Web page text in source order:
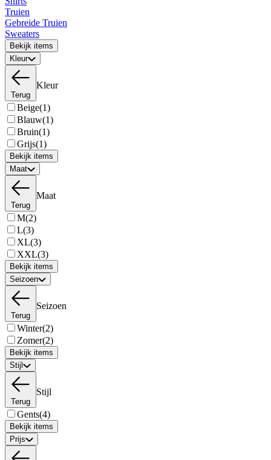
Truien
Gebreide Truien
Sweaters
Bekijk items
Kleur
Terug
Kleur
Beige(1)
Blauw(1)
Bruin(1)
Grijs(1)
Bekijk items
Maat
Terug
Maat
M(2)
L(3)
XL(3)
XXL(3)
Bekijk items
Seizoen
Terug
Seizoen
Winter(2)
Zomer(2)
Bekijk items
Stijl
Terug
Stijl
Gents(4)
Bekijk items
Prijs